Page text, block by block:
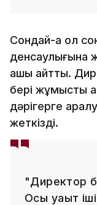
Сондай-ақ ол
денсаулығына
ашық айтты.
бері жұмысты
дәрігерге
жеткізді.
"Директор
Осы уақыт